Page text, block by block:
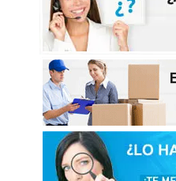
08. 01. 2021
Todo correcto
Recomendaría su compra:
Tere 01. 01. 2021
Envío rapidísimo y perfecto.
Recomendaría su compra:Si